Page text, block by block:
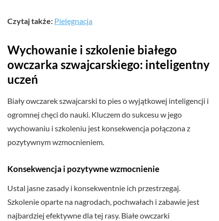
Czytaj także: Pielęgnacja
Wychowanie i szkolenie białego
owczarka szwajcarskiego: inteligentny
uczeń
Biały owczarek szwajcarski to pies o wyjątkowej inteligencji i
ogromnej chęci do nauki. Kluczem do sukcesu w jego
wychowaniu i szkoleniu jest konsekwencja połączona z
pozytywnym wzmocnieniem.
Konsekwencja i pozytywne wzmocnienie
Ustal jasne zasady i konsekwentnie ich przestrzegaj.
Szkolenie oparte na nagrodach, pochwałach i zabawie jest
najbardziej efektywne dla tej rasy. Białe owczarki